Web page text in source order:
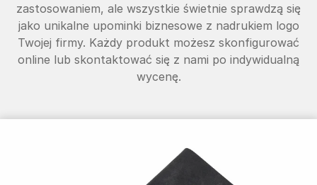
zastosowaniem, ale wszystkie świetnie sprawdzą się
jako unikalne upominki biznesowe z nadrukiem logo
Twojej firmy. Każdy produkt możesz skonfigurować
online lub skontaktować się z nami po indywidualną
wycenę.